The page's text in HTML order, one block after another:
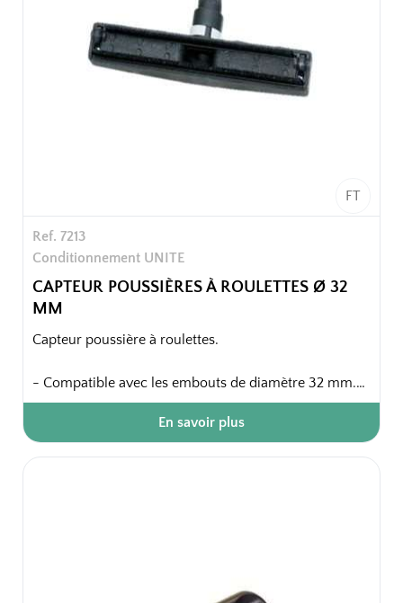
FT
Ref. 7213
Conditionnement UNITE
CAPTEUR POUSSIÈRES À ROULETTES Ø 32
MM
Capteur poussière à roulettes.
- Compatible avec les embouts de diamètre 32 mm.
- Capteur poussière équipé de deux roulettes, ce qui
permet d'aspirer les poussières sans effort, la brosse
(étant entraînée par les deux roulettes latérales) se
En savoir plus